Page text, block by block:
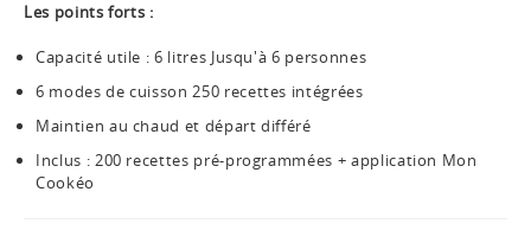
Les points forts :
Capacité utile : 6 litres Jusqu'à 6 personnes
6 modes de cuisson 250 recettes intégrées
Maintien au chaud et départ différé
Inclus : 200 recettes pré-programmées + application Mon
Cookéo